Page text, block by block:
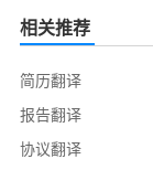
相关推荐
简历翻译
报告翻译
协议翻译